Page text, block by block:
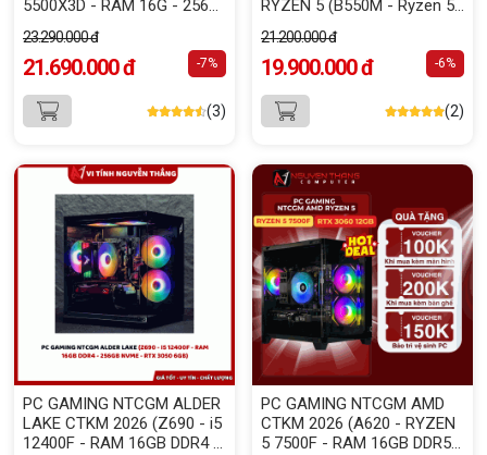
5500X3D - RAM 16G - 256G
23.290.000 đ
21.690.000 đ -7%
(3)
RYZEN 5 (B550M - Ryzen 5
256GB - RTX 5060 8GB)
21.200.000 đ
19.900.000 đ -6%
(2)
PC GAMING NTCGM ALDER
LAKE CTKM 2026 (Z690 - i5
12400F - RAM 16GB DDR4 -
PC GAMING NTCGM AMD
CTKM 2026 (A620 - RYZEN
5 7500F - RAM 16GB DDR5 -